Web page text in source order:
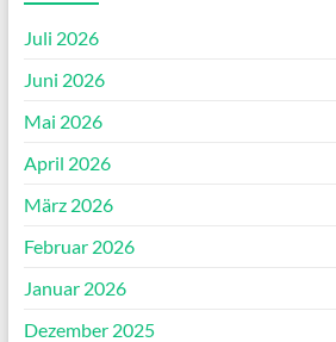
Juli 2026
Juni 2026
Mai 2026
April 2026
März 2026
Februar 2026
Januar 2026
Dezember 2025